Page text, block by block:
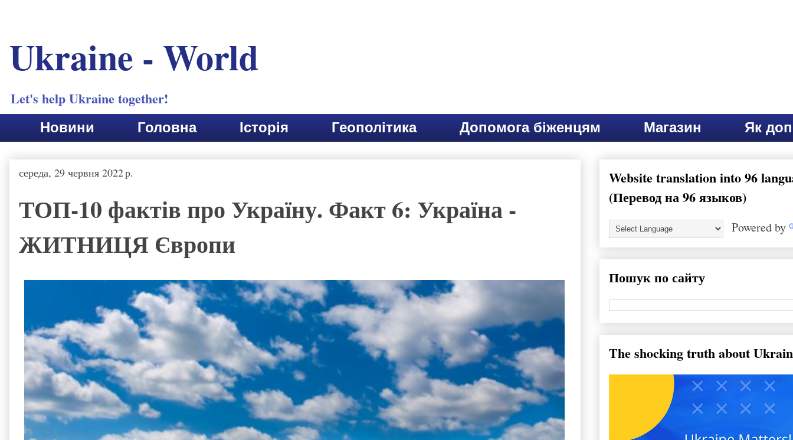
Ukraine - World
Let's help Ukraine together!
Новини Головна Історія Геополітика Допомога біженцям Магазин Як
середа, 29 червня 2022 р.
ТОП-10 фактів про Україну. Факт 6: Україна -
ЖИТНИЦЯ Європи
Website translation into 96
(Перевод на 96 языков)
Powered by
Пошук по сайту
The shocking truth about